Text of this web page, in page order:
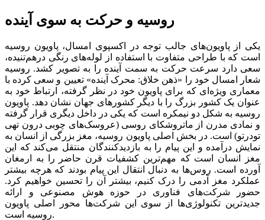
روسیه و حرکت به سوی آینده
یکی از پاویون‌های جالب توجه در اکسپوی امسال، پاویون روسیه
است که با طراحی متفاوت با استفاده از لوله‌های رنگی درهم‌تنیده،
سعی دارد سرعت حرکت به سمت آینده را به تصویر کشد. روسیه
شعار امسال خود را «ذهن خلاق: محرک آینده» تعیین و سعی کرده با
معماری ویژه‌ای که برای پاویون خود در نظر گرفته، ارتباط خود به
عنوان یک کشور بزرگ را با دیگر کشورهای جهان نشان دهد. پاویون
روسیه به شکل دو نیمکره است که یکی در داخل دیگری قرار گرفته
و نمادی مدرن از ماتروشکای روسی (عروسک‌های چوبی درون تهی
تودرتو) است. در بخش اصلی پاویون روسیه، مغز بزرگی از انسان به
نمایش درآمده و این پیام را به بازدیدکنندگان منتقل می‌کند که این
مغز انسان است که مهم‌ترین کشفیات قرن حاضر را به ارمغان
آورده است. روس‌ها به دنبال انتقال این پیام بودند که هرچه بیشتر
عملکرد مغز آدمی را درک کنیم، بیشتر آن را تحسین خواهیم کرد.
حضور شرکت‌های فناوری در حوزه هوش مصنوعی و ارائه
جدیدترین تکنولوژی‌ها از سوی این شرکت‌ها محور اصلی پاویون
روسیه است.